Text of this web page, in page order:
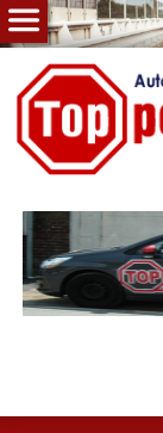
Accueil
Engagements